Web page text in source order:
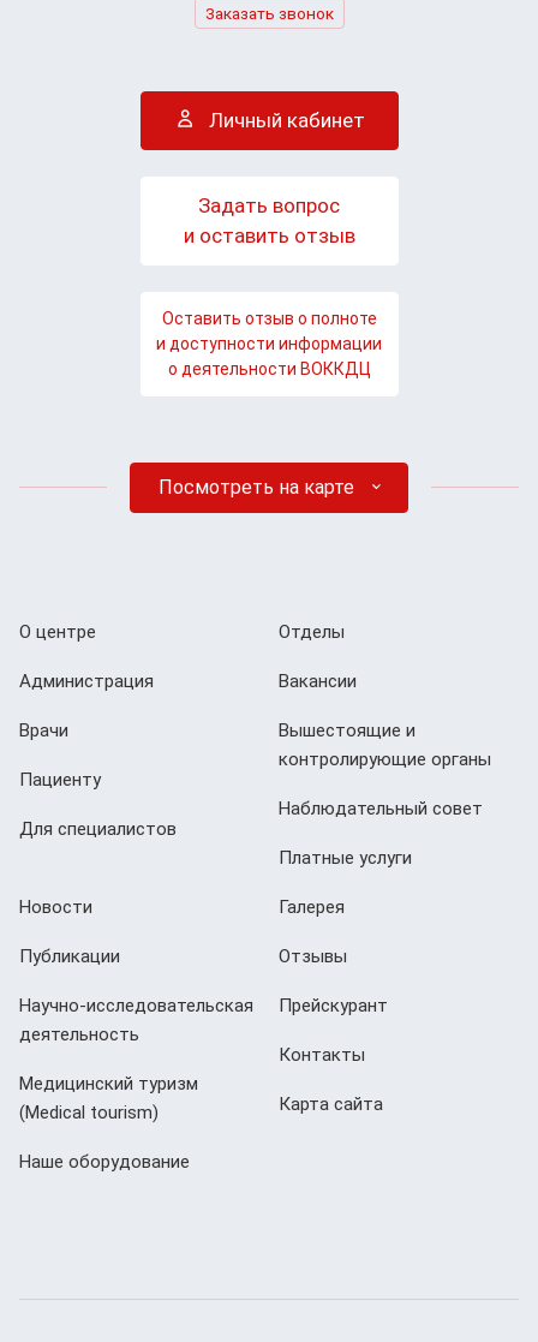
Заказать звонок
Личный кабинет
Задать вопрос
и оставить отзыв
Оставить отзыв о полноте
и доступности информации
о деятельности ВОККДЦ
Посмотреть на карте
О центре
Администрация
Врачи
Пациенту
Для специалистов
Отделы
Вакансии
Вышестоящие и
контролирующие органы
Наблюдательный совет
Платные услуги
Новости
Публикации
Научно-исследовательская
деятельность
Медицинский туризм
(Мedical tourism)
Наше оборудование
Галерея
Отзывы
Прейскурант
Контакты
Карта сайта